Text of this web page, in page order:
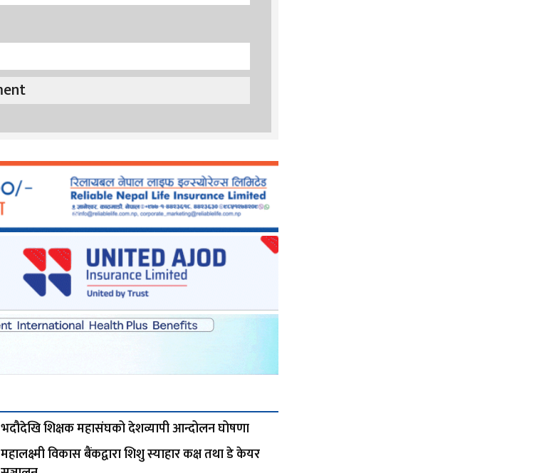
भदौदेखि शिक्षक महासंघको देशव्यापी आन्दोलन घोषणा
महालक्ष्मी विकास बैंकद्वारा शिशु स्याहार कक्ष तथा डे केयर